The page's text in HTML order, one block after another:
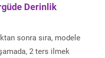
Derinlik
sonra sıra, modele
2 ters ilmek